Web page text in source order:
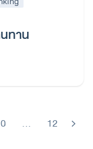
ทาน
… 12 Next